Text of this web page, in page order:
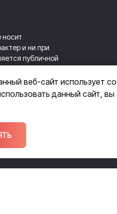
и ни при
публичной
положениями
кодекса РФ.
веб-сайт использует
данный сайт,